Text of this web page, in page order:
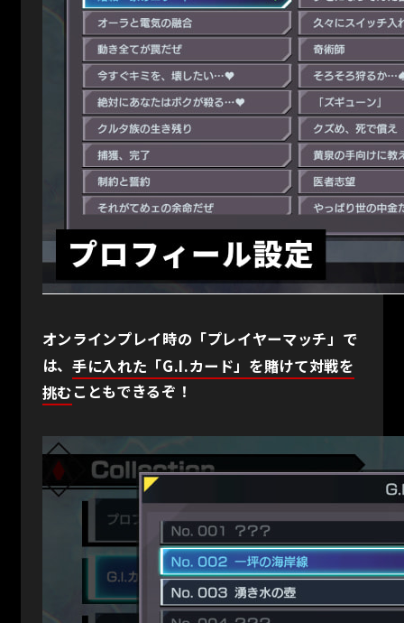
オンラインプレイ時の「プレイヤーマッチ」で
は、 手に入れた「G.I.カード」を賭けて対戦を
挑むこともできるぞ！